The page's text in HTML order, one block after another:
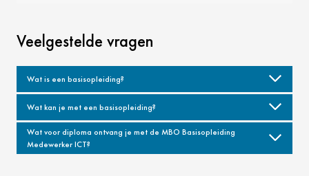
Veelgestelde vragen
Wat is een basisopleiding?
Wat kan je met een basisopleiding?
Wat voor diploma ontvang je met de MBO Basisopleiding
Medewerker ICT?